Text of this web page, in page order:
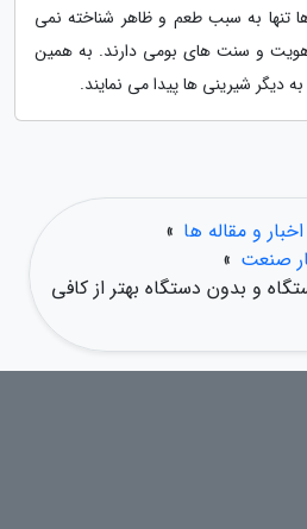
تنها به سبب طعم و ظاهر شناخته نمی
هویت و سنت های بومی دارند. به همین
دیگر شیرینی ها پیدا می نمایند.
و مقاله ها »
صنعت »
و بدون دستگاه بهتر از کافی